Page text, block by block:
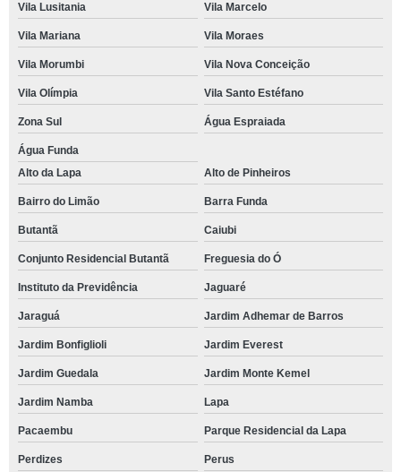
Vila Lusitania Vila Marcelo
Vila Mariana Vila Moraes
Vila Morumbi Vila Nova Conceição
Vila Olímpia Vila Santo Estéfano
Zona Sul Água Espraiada
Água Funda
Alto da Lapa
Alto de Pinheiros
Bairro do Limão Barra Funda
Butantã Caiubi
Conjunto Residencial Butantã Freguesia do Ó
Instituto da Previdência Jaguaré
Jaraguá Jardim Adhemar de Barros
Jardim Bonfiglioli Jardim Everest
Jardim Guedala Jardim Monte Kemel
Jardim Namba Lapa
Pacaembu Parque Residencial da Lapa
Perdizes Perus